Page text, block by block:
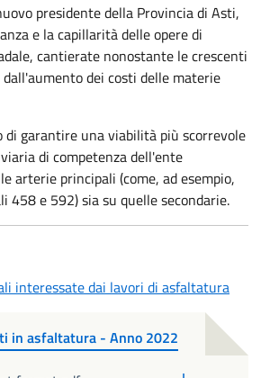
presidente della Provincia di Asti,
e la capillarità delle opere di
cantierate nonostante le crescenti
dei costi delle materie
di garantire una viabilità più scorrevole
di competenza dell'ente
arterie principali (come, ad esempio,
458 e 592) sia su quelle secondarie.
interessate dai lavori di asfaltatura
in asfaltatura - Anno 2022